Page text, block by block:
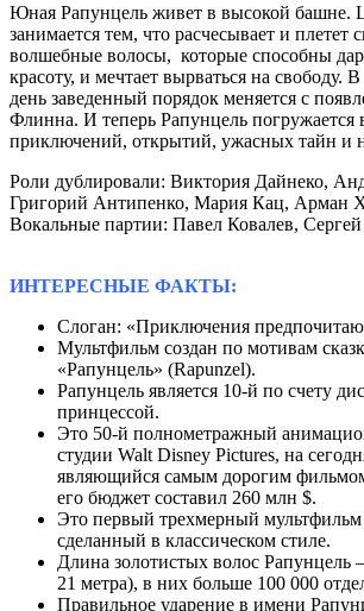
Юная Рапунцель живет в высокой башне.
занимается тем, что расчесывает и плетет
волшебные волосы, которые способны
красоту, и мечтает вырваться на свободу.
день заведенный порядок меняется с
Флинна. И теперь Рапунцель погружается
приключений, открытий, ужасных тайн и
Роли дублировали: Виктория Дайнеко,
Григорий Антипенко, Мария Кац, Арман
Вокальные партии: Павел Ковалев,
ИНТЕРЕСНЫЕ ФАКТЫ:
Слоган: «Приключения
Мультфильм создан по мотивам
«Рапунцель» (Rapunzel).
Рапунцель является 10-й по счету
принцессой.
Это 50-й полнометражный
студии Walt Disney Pictures, на
являющийся самым дорогим
его бюджет составил 260 млн $.
Это первый трехмерный
сделанный в классическом стиле.
Длина золотистых волос
21 метра), в них больше 100 000
Правильное ударение в имени